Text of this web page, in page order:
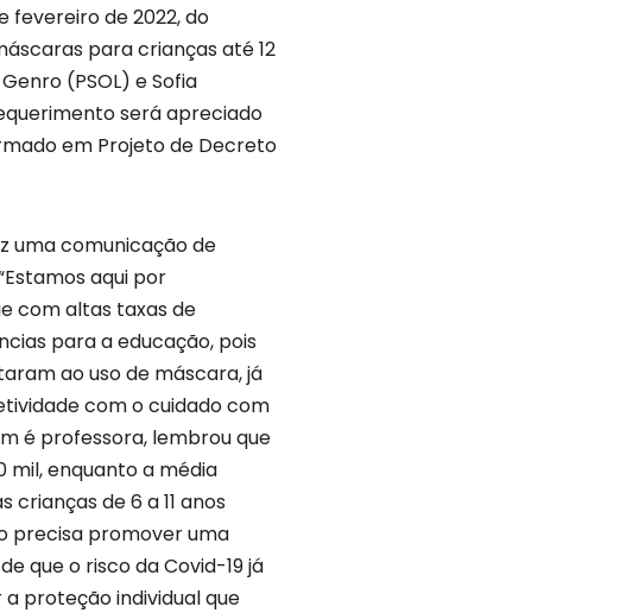
fevereiro de 2022, do
para crianças até 12
(PSOL) e Sofia
será apreciado
em Projeto de Decreto
uma comunicação de
aqui por
com altas taxas de
para a educação, pois
ao uso de máscara, já
com o cuidado com
é professora, lembrou que
mil, enquanto a média
crianças de 6 a 11 anos
precisa promover uma
que o risco da Covid-19 já
proteção individual que